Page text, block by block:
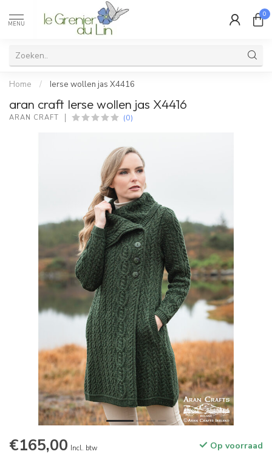
MENU
0
Home / Ierse wollen jas X4416
aran craft Ierse wollen jas X4416
ARAN CRAFT (0)
€165,00 Incl. btw Op voorraad